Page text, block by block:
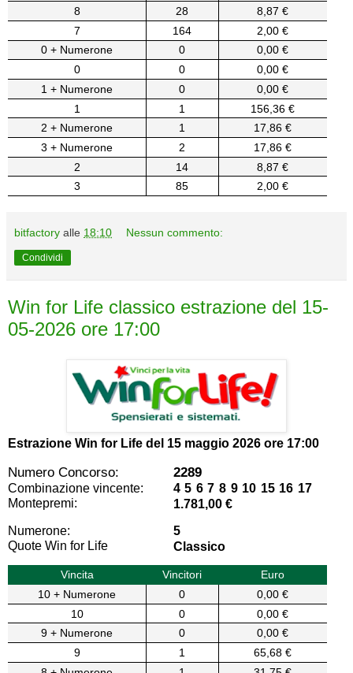
8
28
8,87 €
7
164
2,00 €
0 + Numerone
0
0,00 €
0
0
0,00 €
1 + Numerone
0
0,00 €
1
1
156,36 €
2 + Numerone
1
17,86 €
3 + Numerone
2
17,86 €
2
14
8,87 €
3
85 2,00 €
bitfactory alle 18:10 Nessun commento:
Condividi
Win for Life classico estrazione del 15-
05-2026 ore 17:00
Estrazione Win for Life del 15 maggio 2026 ore 17:00
Numero Concorso: 2289
Combinazione vincente:
4 5 6 7 8 9 10 15 16 17
Montepremi:
1.781,00 €
Numerone:
5
Quote Win for Life
Classico
Vincita Vincitori
Euro
10 + Numerone
0
0,00 €
10
0
0,00 €
9 + Numerone
0
0,00 €
9
1
65,68 €